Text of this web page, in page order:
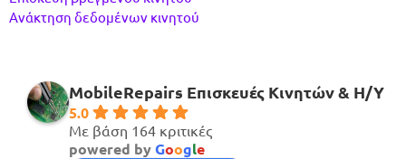
Ανάκτηση δεδομένων κινητού
MobileRepairs Επισκευές Κινητών & H/Y
5.0
Με βάση 164 κριτικές
powered byGoogle